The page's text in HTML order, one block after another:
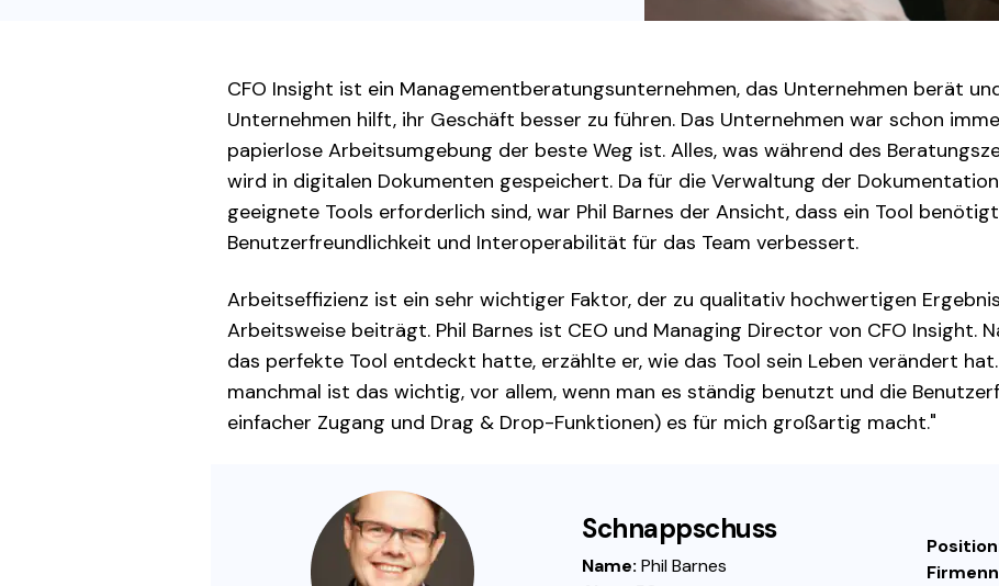
Alle Produkte ansehen
CFO Insight ist ein Managementberatungsunternehmen, das Unternehmen berät
Unternehmen hilft, ihr Geschäft besser zu führen. Das Unternehmen war schon
papierlose Arbeitsumgebung der beste Weg ist. Alles, was während des
wird in digitalen Dokumenten gespeichert. Da für die Verwaltung der
geeignete Tools erforderlich sind, war Phil Barnes der Ansicht, dass ein Tool
Benutzerfreundlichkeit und Interoperabilität für das Team verbessert.
Arbeitseffizienz ist ein sehr wichtiger Faktor, der zu qualitativ hochwertigen
Arbeitsweise beiträgt. Phil Barnes ist CEO und Managing Director von CFO Insight.
das perfekte Tool entdeckt hatte, erzählte er, wie das Tool sein Leben verändert
manchmal ist das wichtig, vor allem, wenn man es ständig benutzt und die
einfacher Zugang und Drag & Drop-Funktionen) es für mich großartig macht."
Schnappschuss
Name: Phil Barnes